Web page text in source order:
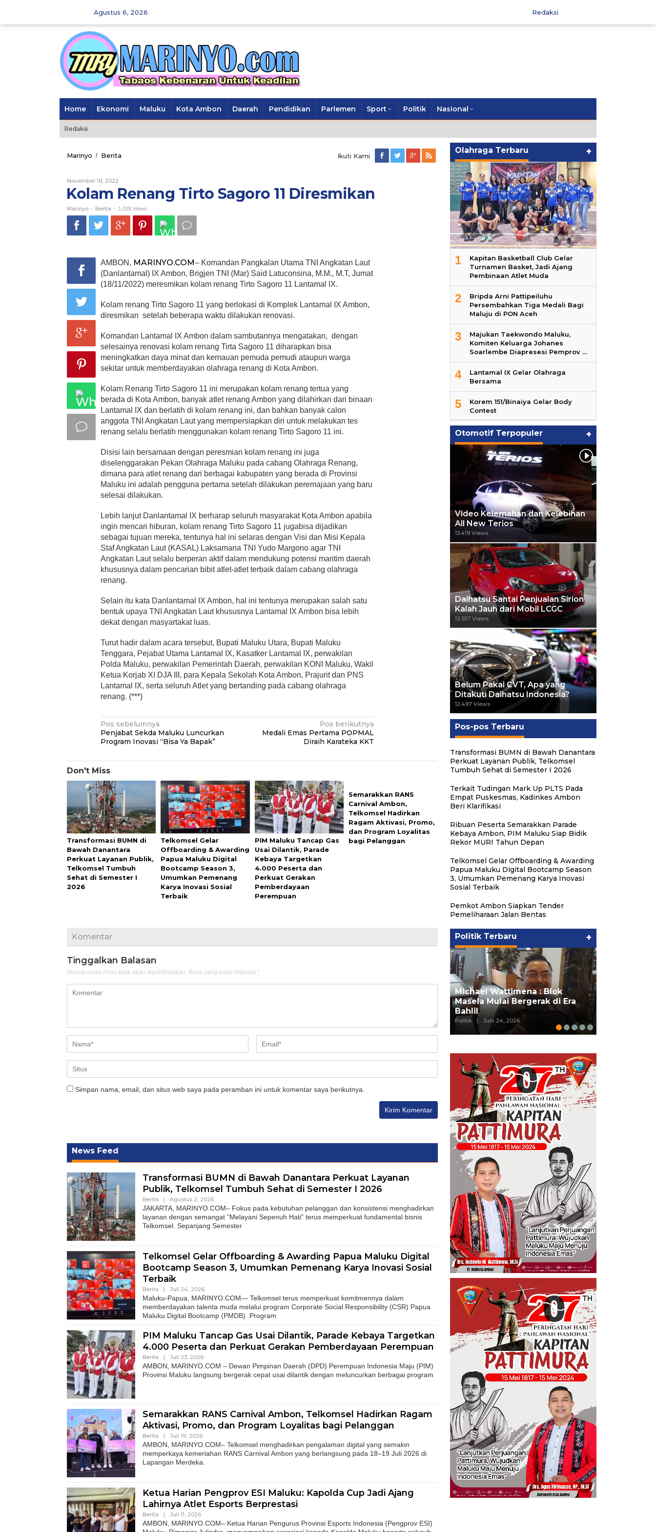
Agustus 6, 2026 Redaksi
Home Ekonomi Maluku Kota Ambon Daerah Pendidikan Parlemen Sport Politik Nasional
Redaksi
Marinyo / Berita
11
Diresmikan
Ikuti Kami
November 18, 2022
Marinyo
Kolam Renang Tirto Sagoro 11 Diresmikan
Marinyo - Berita - 1.028 Views
AMBON, MARINYO.COM– Komandan Pangkalan Utama TNI Angkatan Laut
(Danlantamal) IX Ambon, Brigjen TNI (Mar) Said Latuconsina, M.M., M.T, Jumat
(18/11/2022) meresmikan kolam renang Tirto Sagoro 11 Lantamal IX.
Kolam renang Tirto Sagoro 11 yang berlokasi di Komplek Lantamal IX Ambon,
diresmikan setelah beberapa waktu dilakukan renovasi.
Komandan Lantamal IX Ambon dalam sambutannya mengatakan, dengan
selesainya renovasi kolam renang Tirta Sagoro 11 diharapkan bisa
meningkatkan daya minat dan kemauan pemuda pemudi ataupun warga
sekitar untuk memberdayakan olahraga renang di Kota Ambon.
Kolam Renang Tirto Sagoro 11 ini merupakan kolam renang tertua yang
berada di Kota Ambon, banyak atlet renang Ambon yang dilahirkan dari binaan
Lantamal IX dan berlatih di kolam renang ini, dan bahkan banyak calon
anggota TNI Angkatan Laut yang mempersiapkan diri untuk melakukan tes
renang selalu berlatih menggunakan kolam renang Tirto Sagoro 11 ini.
Disisi lain bersamaan dengan peresmian kolam renang ini juga
diselenggarakan Pekan Olahraga Maluku pada cabang Olahraga Renang,
dimana para atlet renang dari berbagai kabupaten yang berada di Provinsi
Maluku ini adalah pengguna pertama setelah dilakukan peremajaan yang baru
selesai dilakukan.
Lebih lanjut Danlantamal IX berharap seluruh masyarakat Kota Ambon apabila
ingin mencari hiburan, kolam renang Tirto Sagoro 11 jugabisa dijadikan
sebagai tujuan mereka, tentunya hal ini selaras dengan Visi dan Misi Kepala
Staf Angkatan Laut (KASAL) Laksamana TNI Yudo Margono agar TNI
Angkatan Laut selalu berperan aktif dalam mendukung potensi maritim daerah
khususnya dalam pencarian bibit atlet-atlet terbaik dalam cabang olahraga
renang.
Selain itu kata Danlantamal IX Ambon, hal ini tentunya merupakan salah satu
bentuk upaya TNI Angkatan Laut khususnya Lantamal IX Ambon bisa lebih
dekat dengan masyartakat luas.
Turut hadir dalam acara tersebut, Bupati Maluku Utara, Bupati Maluku
Tenggara, Pejabat Utama Lantamal IX, Kasatker Lantamal IX, perwakilan
Polda Maluku, perwakilan Pemerintah Daerah, perwakilan KONI Maluku, Wakil
Ketua Korjab XI DJA III, para Kepala Sekolah Kota Ambon, Prajurit dan PNS
Lantamal IX, serta seluruh Atlet yang bertanding pada cabang olahraga
renang. (***)
Navigasi
pos
Pos sebelumnya
Penjabat Sekda Maluku Luncurkan
Program Inovasi “Bisa Ya Bapak”
Pos berikutnya
Medali Emas Pertama POPMAL
Diraih Karateka KKT
Don't Miss
Transformasi BUMN di
Bawah Danantara
Perkuat Layanan Publik,
Telkomsel Tumbuh
Sehat di Semester I
2026
Telkomsel Gelar
Offboarding & Awarding
Papua Maluku Digital
Bootcamp Season 3,
Umumkan Pemenang
Karya Inovasi Sosial
Terbaik
PIM Maluku Tancap Gas
Usai Dilantik, Parade
Kebaya Targetkan
4.000 Peserta dan
Perkuat Gerakan
Pemberdayaan
Perempuan
Semarakkan RANS
Carnival Ambon,
Telkomsel Hadirkan
Ragam Aktivasi, Promo,
dan Program Loyalitas
bagi Pelanggan
Komentar
Tinggalkan Balasan
Alamat email Anda tidak akan dipublikasikan. Ruas yang wajib ditandai *
Simpan nama, email, dan situs web saya pada peramban ini untuk komentar saya berikutnya.
News Feed
Transformasi BUMN di Bawah Danantara Perkuat Layanan
Publik, Telkomsel Tumbuh Sehat di Semester I 2026
Berita | Agustus 2, 2026
JAKARTA, MARINYO.COM– Fokus pada kebutuhan pelanggan dan konsistensi menghadirkan
layanan dengan semangat “Melayani Sepenuh Hati” terus memperkuat fundamental bisnis
Telkomsel. Sepanjang Semester
Telkomsel Gelar Offboarding & Awarding Papua Maluku Digital
Bootcamp Season 3, Umumkan Pemenang Karya Inovasi Sosial
Terbaik
Berita | Juli 24, 2026
Maluku-Papua, MARINYO.COM— Telkomsel terus memperkuat komitmennya dalam
memberdayakan talenta muda melalui program Corporate Social Responsibility (CSR) Papua
Maluku Digital Bootcamp (PMDB). Program
PIM Maluku Tancap Gas Usai Dilantik, Parade Kebaya Targetkan
4.000 Peserta dan Perkuat Gerakan Pemberdayaan Perempuan
Berita | Juli 23, 2026
AMBON, MARINYO.COM – Dewan Pimpinan Daerah (DPD) Perempuan Indonesia Maju (PIM)
Provinsi Maluku langsung bergerak cepat usai dilantik dengan meluncurkan berbagai program
Semarakkan RANS Carnival Ambon, Telkomsel Hadirkan Ragam
Aktivasi, Promo, dan Program Loyalitas bagi Pelanggan
Berita | Juli 19, 2026
AMBON, MARINYO.COM– Telkomsel menghadirkan pengalaman digital yang semakin
memperkaya kemeriahan RANS Carnival Ambon yang berlangsung pada 18–19 Juli 2026 di
Lapangan Merdeka.
Ketua Harian Pengprov ESI Maluku: Kapolda Cup Jadi Ajang
Lahirnya Atlet Esports Berprestasi
Berita | Juli 11, 2026
AMBON, MARINYO.COM– Ketua Harian Pengurus Provinsi Esports Indonesia (Pengprov ESI)
Olahraga Terbaru +
1
Kapitan Basketball Club Gelar
Turnamen Basket, Jadi Ajang
Pembinaan Atlet Muda
2
Bripda Arni Pattipeiluhu
Persembahkan Tiga Medali Bagi
Maluju di PON Aceh
3
Majukan Taekwondo Maluku,
Komiten Keluarga Johanes
Soarlembe Diapresesi Pemprov …
4
Lantamal IX Gelar Olahraga
Bersama
5
Korem 151/Binaiya Gelar Body
Contest
Otomotif Terpopuler +
Video Kelemahan dan Kelebihan
All New Terios
13.419 Views
Daihatsu Santai Penjualan Sirion
Kalah Jauh dari Mobil LCGC
12.557 Views
Belum Pakai CVT, Apa yang
Ditakuti Daihatsu Indonesia?
12.497 Views
Pos-pos Terbaru
Transformasi BUMN di Bawah Danantara
Perkuat Layanan Publik, Telkomsel
Tumbuh Sehat di Semester I 2026
Terkait Tudingan Mark Up PLTS Pada
Empat Puskesmas, Kadinkes Ambon
Beri Klarifikasi
Ribuan Peserta Semarakkan Parade
Kebaya Ambon, PIM Maluku Siap Bidik
Rekor MURI Tahun Depan
Telkomsel Gelar Offboarding & Awarding
Papua Maluku Digital Bootcamp Season
3, Umumkan Pemenang Karya Inovasi
Sosial Terbaik
Pemkot Ambon Siapkan Tender
Pemeliharaan Jalan Bentas
Politik Terbaru +
Michael Wattimena : Blok
Masela Mulai Bergerak di Era
Bahlil
Politik | Juni 24, 2026